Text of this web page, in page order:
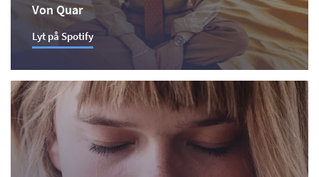
Von Quar
Lyt på Spotify